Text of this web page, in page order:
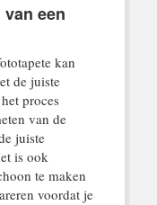
een
kan
de juiste
proces
van de
juiste
is ook
te maken
voordat je